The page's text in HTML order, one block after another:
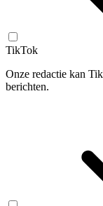
TikTok
Onze redactie kan
berichten.